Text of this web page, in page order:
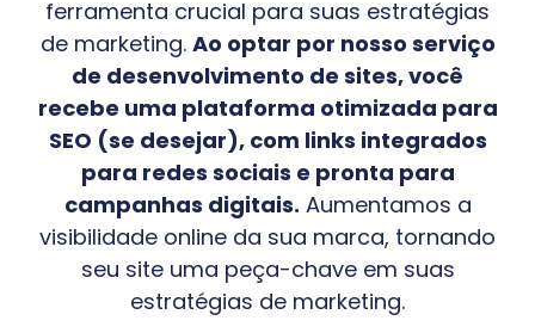
ferramenta crucial para suas estratégias
de marketing. Ao optar por nosso serviço
de desenvolvimento de sites, você
recebe uma plataforma otimizada para
SEO (se desejar), com links integrados
para redes sociais e pronta para
campanhas digitais. Aumentamos a
visibilidade online da sua marca, tornando
seu site uma peça-chave em suas
estratégias de marketing.